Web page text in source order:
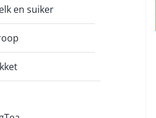
en suiker